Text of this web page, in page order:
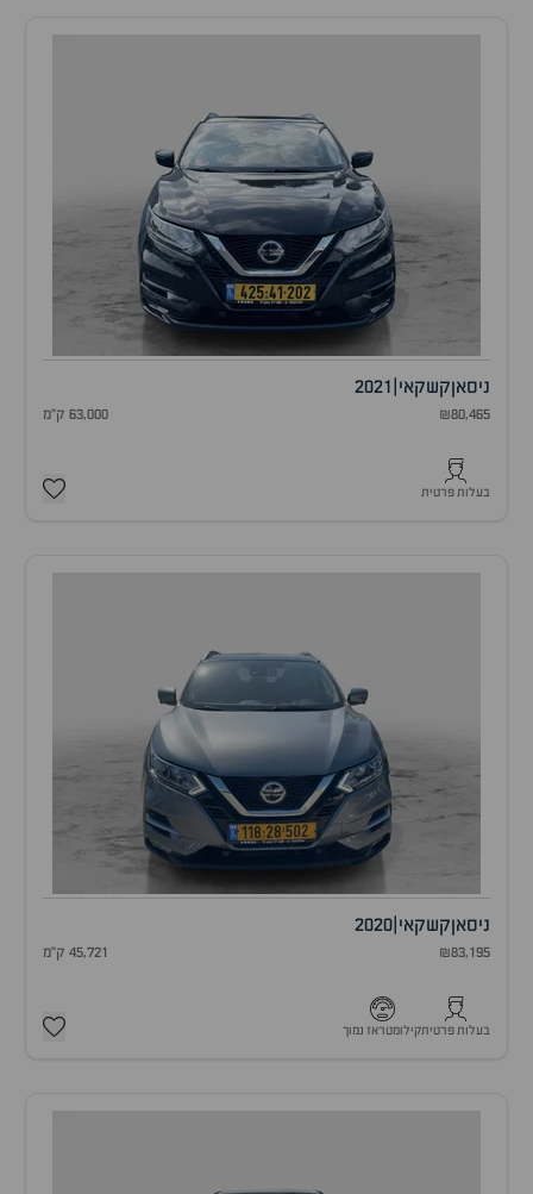
ניסאןקשקאי 2021
₪80,465 63,000 ק"מ
בעלות פרטית
ניסאןקשקאי 2020
₪83,195 45,721 ק"מ
בעלות פרטיתקילומטראז נמוך